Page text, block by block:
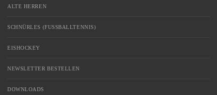
ALTE HERREN
SCHNÜRLES (FUSSBALLTENNIS)
EISHOCKEY
NEWSLETTER BESTELLEN
DOWNLOADS